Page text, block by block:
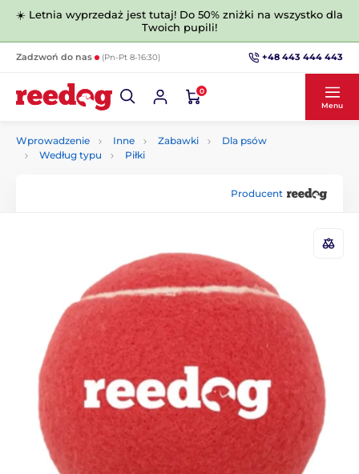
☀️ Letnia wyprzedaż jest tutaj! Do 50% zniżki na wszystko dla
Twoich pupili!
Zadzwoń do nas (Pn-Pt 8-16:30) +48 443 444 443
0
Menu
Wprowadzenie Inne Zabawki
Dla psów
Według typu
Piłki
Producent